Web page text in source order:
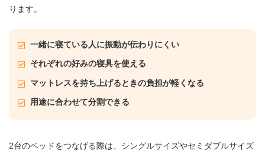
ります。
一緒に寝ている人に振動が伝わりにくい
それぞれの好みの寝具を使える
マットレスを持ち上げるときの負担が軽くなる
用途に合わせて分割できる
2台のベッドをつなげる際は、シングルサイズやセミダブルサイズ